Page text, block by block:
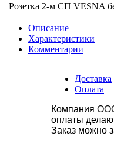
Розетка 2-м СП VESNA
Описание
Характеристики
Комментарии
Доставка
Оплата
Компания
оплаты
Заказ можно